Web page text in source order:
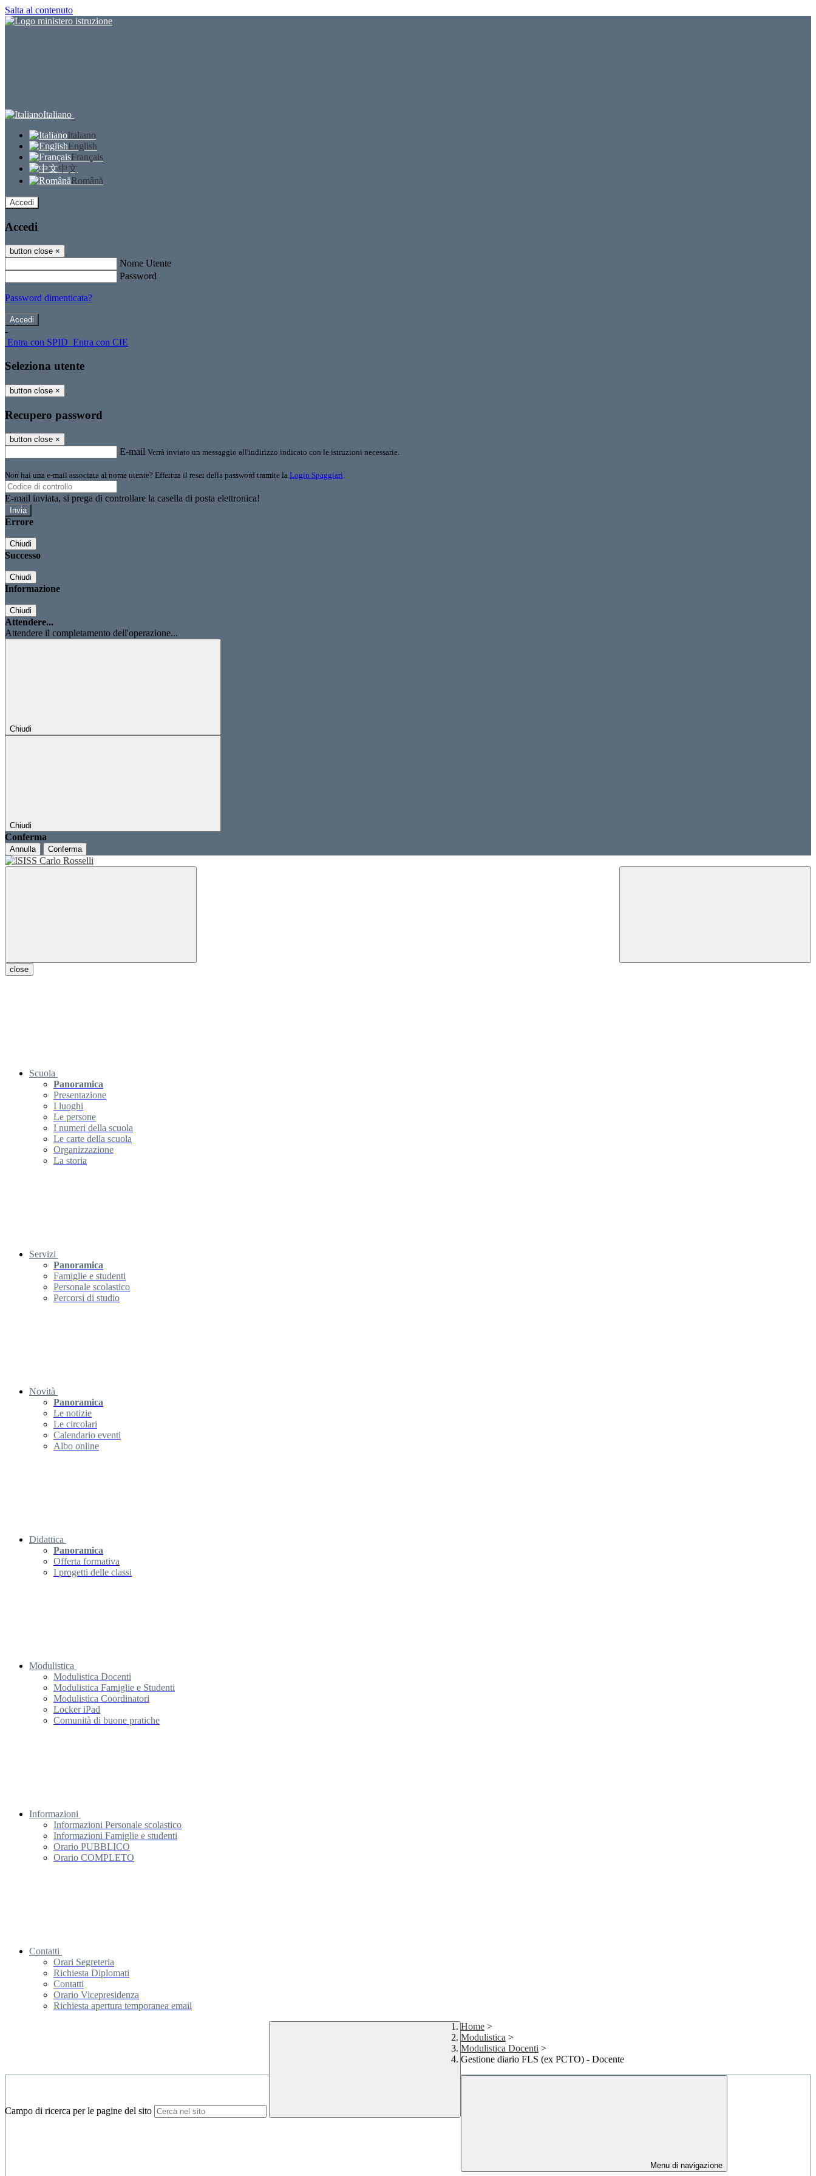
Salta al contenuto
Italiano
Italiano
English
Français
中文
Română
Accedi
Accedi
button close ×
Nome Utente
Password
Password dimenticata?
-
Entra con SPID Entra con CIE
Seleziona utente
button close ×
Recupero password
button close ×
E-mail Verrà inviato un messaggio all'indirizzo indicato con le istruzioni necessarie.
Non hai una e-mail associata al nome utente? Effettua il reset della password tramite la Login Spaggiari
E-mail inviata, si prega di controllare la casella di posta elettronica!
Errore
Chiudi
Successo
Chiudi
Informazione
Chiudi
Attendere...
Attendere il completamento dell'operazione...
Chiudi
Chiudi
Conferma
Annulla Conferma
close
Scuola
Panoramica
Presentazione
I luoghi
Le persone
I numeri della scuola
Le carte della scuola
Organizzazione
La storia
Servizi
Panoramica
Famiglie e studenti
Personale scolastico
Percorsi di studio
Novità
Panoramica
Le notizie
Le circolari
Calendario eventi
Albo online
Didattica
Panoramica
Offerta formativa
I progetti delle classi
Modulistica
Modulistica Docenti
Modulistica Famiglie e Studenti
Modulistica Coordinatori
Locker iPad
Comunità di buone pratiche
Informazioni
Informazioni Personale scolastico
Informazioni Famiglie e studenti
Orario PUBBLICO
Orario COMPLETO
Contatti
Orari Segreteria
Richiesta Diplomati
Contatti
Orario Vicepresidenza
Richiesta apertura temporanea email
Campo di ricerca per le pagine del sito
Home >
Modulistica >
Modulistica Docenti >
Gestione diario FLS (ex PCTO) - Docente
Menu di navigazione